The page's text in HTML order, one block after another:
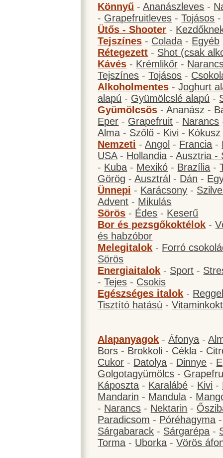
Könnyű -Ananászleves -
- Grapefruitleves -Tojásos
Ütős - Shooter -
Tejszínes - Colada - Egyéb
Rétegezett - Shot (csak
Kávés - Krémlikőr -
Tejszínes -Tojásos -
Alkoholmentes -Joghurt
alapú - Gyümölcslé alapú -
Gyümölcsös -Ananász -
Eper - Grapefruit - Narancs
Alma - Szőlő - Kivi - Kókusz
Nemzeti -Angol - Francia -
USA- Hollandia -Ausztria -
- Kuba - Mexikó - Brazília -
Görög -Ausztrál - Dán -
Ünnepi - Karácsony -
Advent - Mikulás
Sörös - Édes - Keserű
Bor és pezsgőkoktélok -
és habzóbor
Melegitalok - Forró
Sörös
Energiaitalok - Sport -
-Tejes - Csokis
Egészséges italok -
Tisztító hatású -
Alapanyagok -Áfonya -
Bors - Brokkoli - Cékla -
Cukor - Datolya - Dinnye -
Golgotagyümölcs -
Káposzta - Karalábé - Kivi -
Mandarin - Mandula -
- Narancs - Nektarin -
Paradicsom - Póréhagyma
Sárgabarack - Sárgarépa -
Torma - Uborka -Vörös